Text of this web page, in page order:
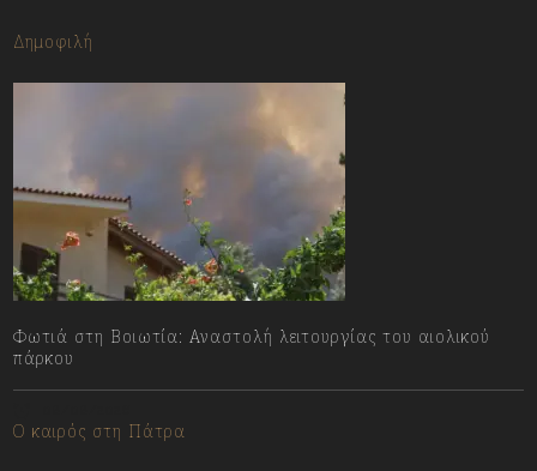
Δημοφιλή
Φωτιά στη Βοιωτία: Αναστολή λειτουργίας του αιολικού
πάρκου
Ο καιρός στη Πάτρα